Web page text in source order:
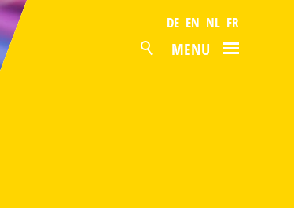
DE EN NL FR
MENU